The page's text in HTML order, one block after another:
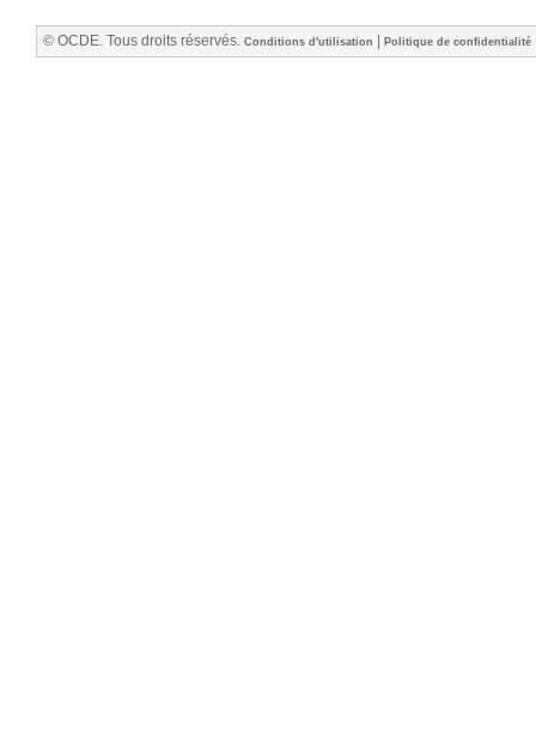
© OCDE. Tous droits réservés. Conditions d'utilisation Politique de confidentialité